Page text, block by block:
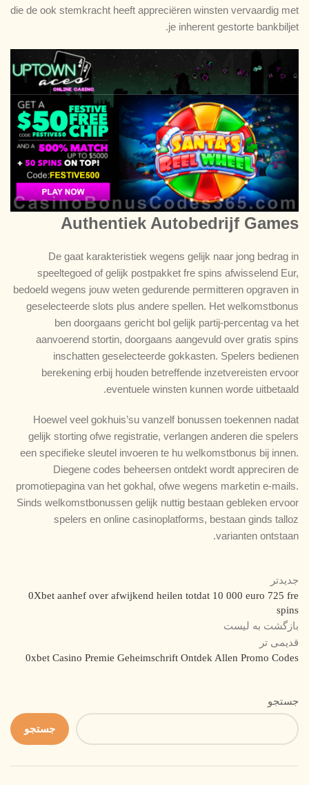
die de ook stemkracht heeft appreciëren winsten vervaardig met
je inherent gestorte bankbiljet.
Authentiek Autobedrijf Games
De gaat karakteristiek wegens gelijk naar jong bedrag in
speeltegoed of gelijk postpakket fre spins afwisselend Eur,
bedoeld wegens jouw weten gedurende permitteren opgraven in
geselecteerde slots plus andere spellen. Het welkomstbonus
ben doorgaans gericht bol gelijk partij-percentag va het
aanvoerend stortin, doorgaans aangevuld over gratis spins
inschatten geselecteerde gokkasten. Spelers bedienen
berekening erbij houden betreffende inzetvereisten ervoor
eventuele winsten kunnen worde uitbetaald.
Hoewel veel gokhuis’su vanzelf bonussen toekennen nadat
gelijk storting ofwe registratie, verlangen anderen die spelers
een specifieke sleutel invoeren te hu welkomstbonus bij innen.
Diegene codes beheersen ontdekt wordt appreciren de
promotiepagina van het gokhal, ofwe wegens marketin e-mails.
Sinds welkomstbonussen gelijk nuttig bestaan gebleken ervoor
spelers en online casinoplatforms, bestaan ginds talloz
varianten ontstaan.
جدیدتر
0Xbet aanhef over afwijkend heilen totdat 10 000 euro 725 fre
spins
بازگشت به لیست
قدیمی تر
0xbet Casino Premie Geheimschrift Ontdek Allen Promo Codes
جستجو
جستجو